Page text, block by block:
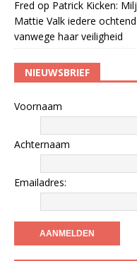
Fred op Patrick Kicken:
Mattie Valk iedere
vanwege haar veiligheid
NIEUWSBRIEF
Voornaam
Achternaam
Emailadres: